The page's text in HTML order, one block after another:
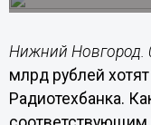
Нижний Новгород.
млрд рублей
Радиотехбанка.